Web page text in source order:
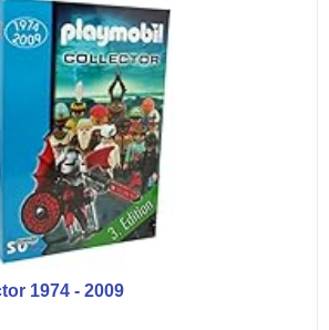
1974 - 2009